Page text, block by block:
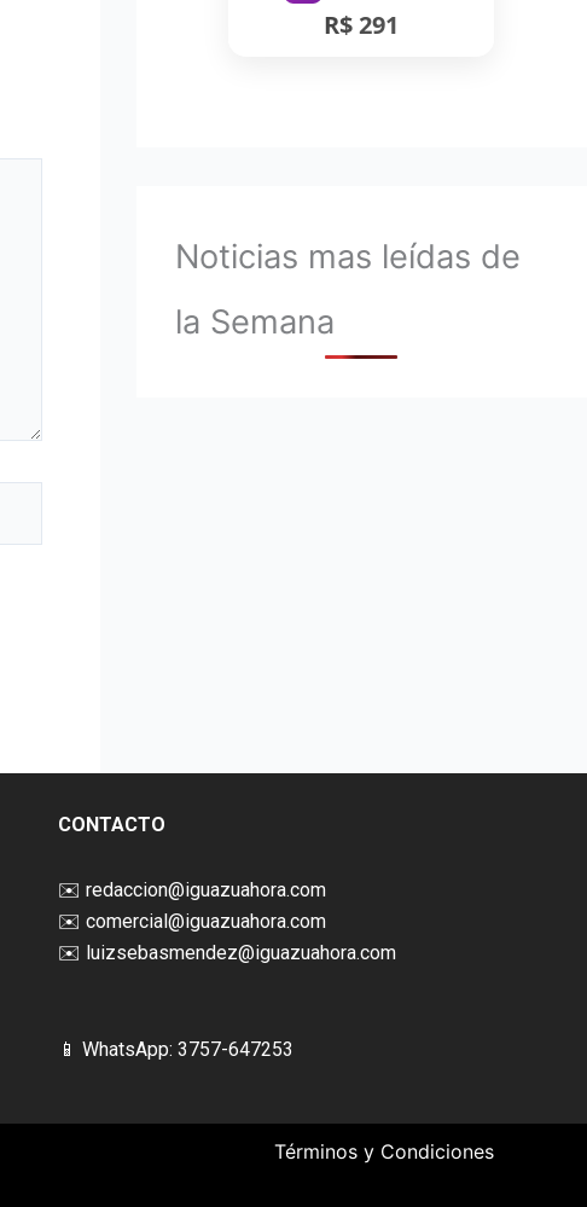
R$ 291
Noticias mas leídas de
la Semana
CONTACTO
✉️ redaccion@iguazuahora.com
✉️ comercial@iguazuahora.com
✉️ luizsebasmendez@iguazuahora.com
📱 WhatsApp: 3757-647253
Términos y Condiciones